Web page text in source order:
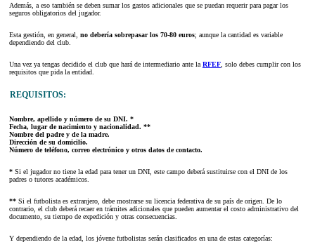
Además, a eso también se deben sumar los gastos adicionales que se puedan requerir para pagar los
seguros obligatorios del jugador.
Esta gestión, en general, no debería sobrepasar los 70-80 euros; aunque la cantidad es variable
dependiendo del club.
Una vez ya tengas decidido el club que hará de intermediario ante la RFEF , solo debes cumplir con los
requisitos que pida la entidad.
REQUISITOS:
Nombre, apellido y número de su DNI. *
Fecha, lugar de nacimiento y nacionalidad. **
Nombre del padre y de la madre.
Dirección de su domicilio.
Número de teléfono, correo electrónico y otros datos de contacto.
* Si el jugador no tiene la edad para tener un DNI, este campo deberá sustituirse con el DNI de los
padres o tutores académicos.
** Si el futbolista es extranjero, debe mostrarse su licencia federativa de su país de origen. De lo
contrario, el club deberá recaer en trámites adicionales que pueden aumentar el costo administrativo del
documento, su tiempo de expedición y otras consecuencias.
Y dependiendo de la edad, los jóvene futbolistas serán clasificados en una de estas categorías: